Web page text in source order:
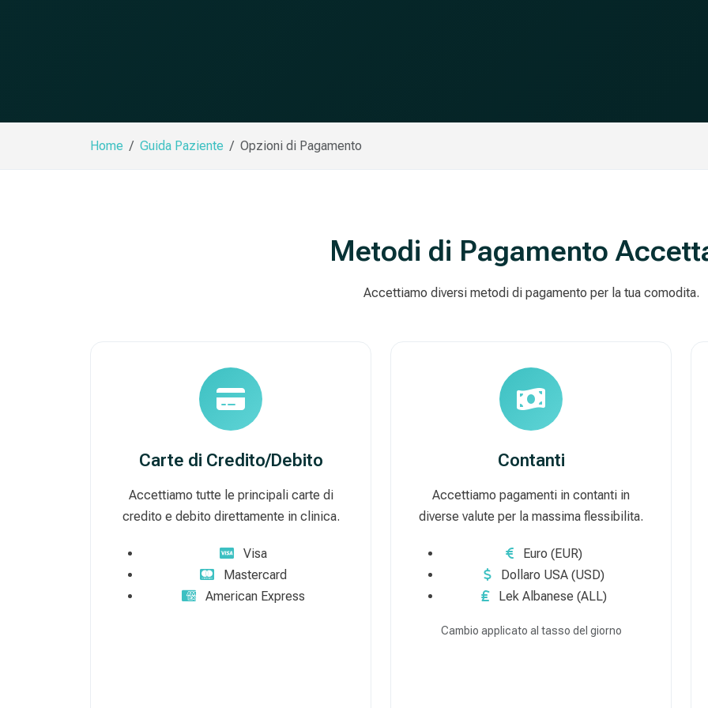
Home Guida Paziente Opzioni di Pagamento
Metodi di Pagamento
Accettiamo diversi metodi di pagamento per la tua comodita.
Carte di Credito/Debito
Accettiamo tutte le principali carte di
credito e debito direttamente in clinica.
Visa
Mastercard
American Express
Contanti
Accettiamo pagamenti in contanti in
diverse valute per la massima flessibilita.
Euro (EUR)
Dollaro USA (USD)
Lek Albanese (ALL)
Cambio applicato al tasso del giorno